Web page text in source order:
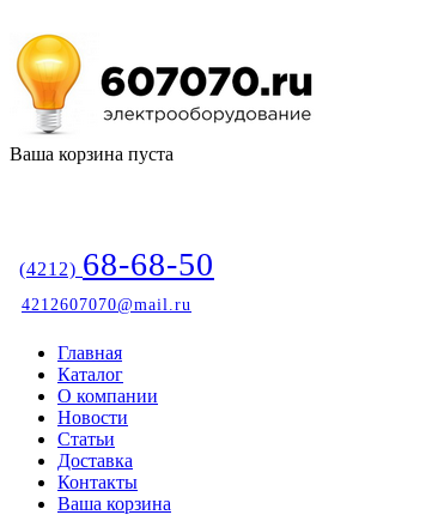
Ваша корзина пуста
(4212) 68-68-50
4212607070@mail.ru
Главная
Каталог
О компании
Новости
Статьи
Доставка
Контакты
Ваша корзина